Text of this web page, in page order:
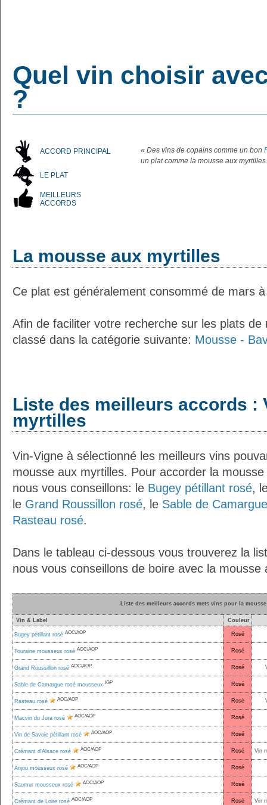
Quel vin choisir
?
ACCORD PRINCIPAL
LE PLAT
MEILLEURS
ACCORDS
« Des vins de copains comme un bon
un plat comme la mousse aux
La mousse aux myrtilles
Ce plat est généralement consommé de mars
Afin de faciliter votre recherche sur les plats
classé dans la catégorie suivante: Mousse -
Liste des meilleurs accords :
myrtilles
Vin-Vigne à sélectionné les meilleurs vins
mousse aux myrtilles. Pour accorder la
nous vous conseillons: le Bugey pétillant rosé,
le Grand Roussillon rosé, le Sable de
Rasteau rosé.
Dans le tableau ci-dessous vous trouverez la
nous vous conseillons de boire avec la mousse
Liste des meilleurs accords mets vins pour la
Vin & Label Couleur
Bugey pétillant rosé AOC/AOP Rosé
Touraine mousseux rosé AOC/AOP Rosé
Grand Roussillon rosé AOC/AOP Rosé
Sable de Camargue rosé mousseux IGP Rosé
Rasteau rosé AOC/AOP Rosé
Macvin du Jura rosé AOC/AOP Rosé
Vin de Savoie pétillant rosé AOC/AOP Rosé
Crémant d'Alsace rosé AOC/AOP Rosé Vin
Anjou mousseux rosé AOC/AOP Rosé
Saumur mousseux rosé AOC/AOP Rosé
Crémant de Loire rosé AOC/AOP Rosé Vin